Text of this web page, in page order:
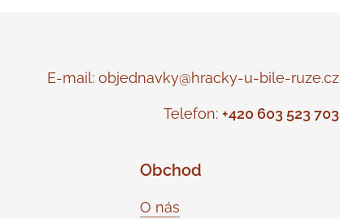
E-mail: objednavky@hracky-u-bile-ruze.cz
Telefon: +420 603 523 703
Obchod
O nás